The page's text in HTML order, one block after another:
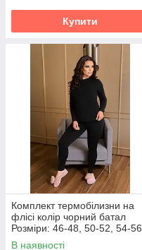
Купити
Комплект термобілизни на
флісі колір чорний батал
Розміри: 46-48, 50-52, 54-56,
58-60, 62-64, 66-68
В наявності